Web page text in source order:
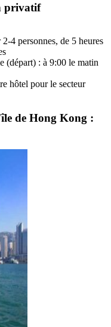
privatif
4 personnes, de 5 heures
(départ) : à 9:00 le matin
hôtel pour le secteur
de Hong Kong :